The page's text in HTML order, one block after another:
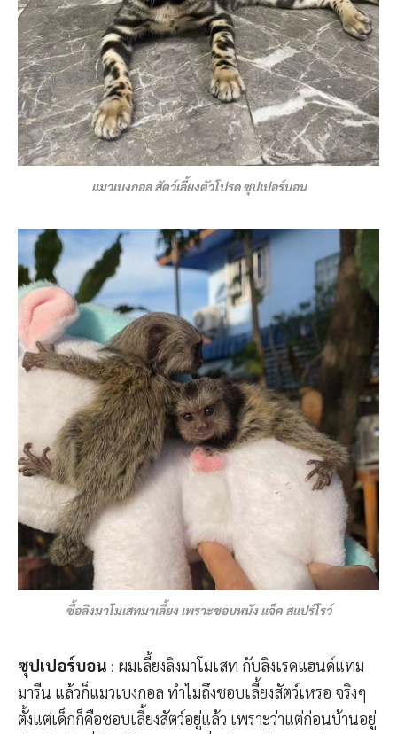
แมวเบงกอลสัตว์เลี้ยงตัวโปรด ซุปเปอร์บอน
ซื้อลิงมาโมเสทมาเลี้ยง เพราะชอบหนัง แจ็ค สแปร์โรว์
ซุปเปอร์บอน : ผมเลี้ยงลิงมาโมเสท กับลิงเรดแฮนด์แทม
มารีน แล้วก็แมวเบงกอล ทำไมถึงชอบเลี้ยงสัตว์เหรอ จริงๆ
ตั้งแต่เด็กก็คือชอบเลี้ยงสัตว์อยู่แล้ว เพราะว่าแต่ก่อนบ้านอยู่